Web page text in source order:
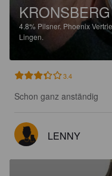
4.8% Pilsner. Phoenix
Lingen.
3.4
Schon ganz anständig
LENNY